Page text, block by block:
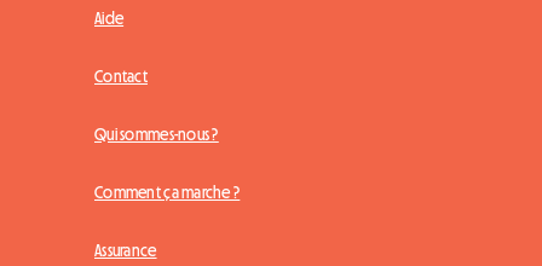
Aide
Contact
Qui sommes-nous ?
Comment ça marche ?
Assurance